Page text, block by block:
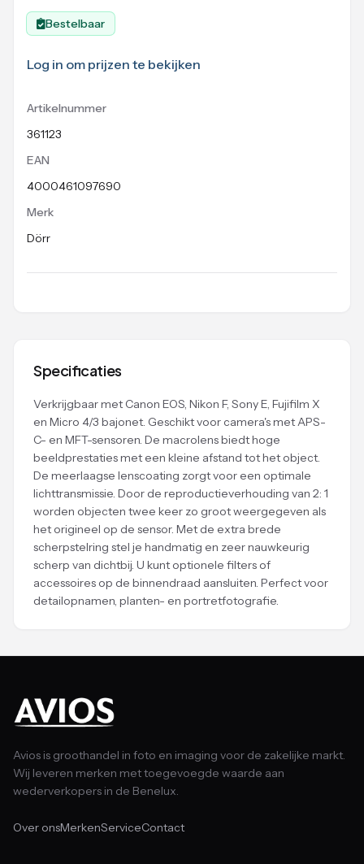
Bestelbaar
Log in om prijzen te bekijken
Artikelnummer
361123
EAN
4000461097690
Merk
Dörr
Specificaties
Verkrijgbaar met Canon EOS, Nikon F, Sony E, Fujifilm X
en Micro 4/3 bajonet. Geschikt voor camera's met APS-
C- en MFT-sensoren. De macrolens biedt hoge
beeldprestaties met een kleine afstand tot het object.
De meerlaagse lenscoating zorgt voor een optimale
lichttransmissie. Door de reproductieverhouding van 2: 1
worden objecten twee keer zo groot weergegeven als
het origineel op de sensor. Met de extra brede
scherpstelring stel je handmatig en zeer nauwkeurig
scherp van dichtbij. U kunt optionele filters of
accessoires op de binnendraad aansluiten. Perfect voor
detailopnamen, planten- en portretfotografie.
Avios is groothandel in foto en imaging voor de zakelijke markt.
Wij leveren merken met toegevoegde waarde aan
wederverkopers in de Benelux.
Over onsMerkenServiceContact